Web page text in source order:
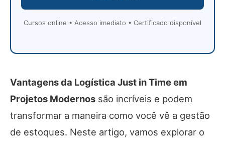
Cursos online • Acesso imediato • Certificado disponível
Vantagens da Logística Just in Time em
Projetos Modernos são incríveis e podem
transformar a maneira como você vê a gestão
de estoques. Neste artigo, vamos explorar o